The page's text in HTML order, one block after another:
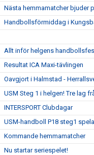
Nästa hemmamatcher bjuder
Handbollsförmiddag i
Allt inför helgens
Resultat ICA Maxi-tävlingen
Oavgjort i Halmstad -
USM Steg 1 i helgen! Tre lag
INTERSPORT Clubdagar
USM-handboll P18 steg1
Kommande hemmamatcher
Nu startar seriespelet!